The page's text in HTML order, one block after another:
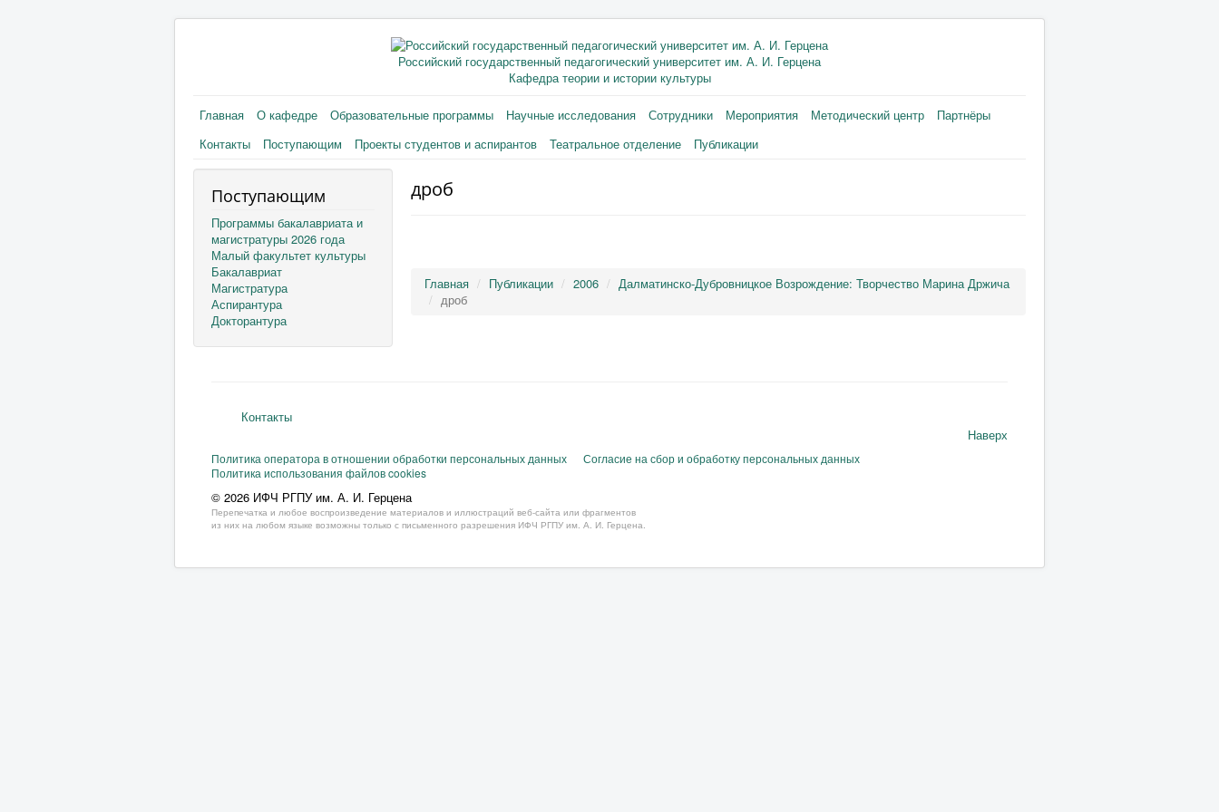
Российский государственный педагогический университет им. А. И. Герцена
Кафедра теории и истории культуры
Главная О кафедре Образовательные программы Научные исследования Сотрудники Мероприятия Методический центр
Партнёры
Контакты
Поступающим Проекты студентов и аспирантов Театральное отделение Публикации
Поступающим
Программы бакалавриата и
магистратуры 2026 года
Малый факультет культуры
Бакалавриат
Магистратура
Аспирантура
Докторантура
дроб
Главная Публикации 2006
Далматинско-Дубровницкое Возрождение: Творчество Марина Држича
дроб
Контакты
Наверх
Политика оператора в отношении обработки персональных данных
Согласие на сбор и обработку персональных данных
Политика использования файлов cookies
© 2026 ИФЧ РГПУ им. А. И. Герцена
Перепечатка и любое воспроизведение материалов и иллюстраций веб-сайта или фрагментов
из них на любом языке возможны только с письменного разрешения ИФЧ РГПУ им. А. И. Герцена.